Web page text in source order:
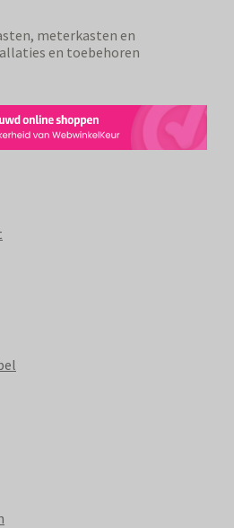
meterkasten en
en toebehoren